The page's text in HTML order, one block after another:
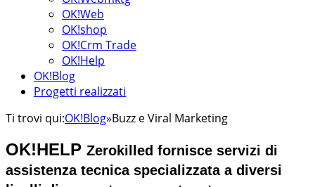
OK!Web
OK!shop
OK!Crm Trade
OK!Help
OK!Blog
Progetti realizzati
Ti trovi qui:OK!Blog»Buzz e Viral Marketing
OK!HELP Zerokilled fornisce servizi di
assistenza tecnica specializzata a diversi